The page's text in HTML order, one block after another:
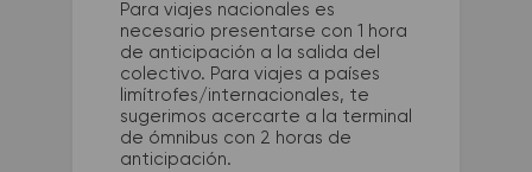
Para viajes nacionales es
necesario presentarse con 1 hora
de anticipación a la salida del
colectivo. Para viajes a países
limítrofes/internacionales, te
sugerimos acercarte a la terminal
de ómnibus con 2 horas de
anticipación.